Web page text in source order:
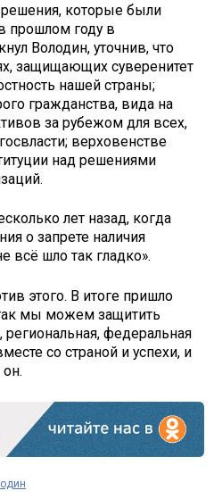
которые были
прошлом году в
Володин, уточнив, что
защищающих суверенитет
нашей страны;
гражданства, вида на
за рубежом для всех,
верховенстве
над решениями
лет назад, когда
о запрете наличия
всё шло так гладко».
этого. В итоге пришло
мы можем защитить
региональная, федеральная
со страной и успехи, и